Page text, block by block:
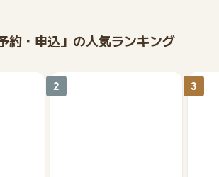
約・申込」の人気ランキング
2 3